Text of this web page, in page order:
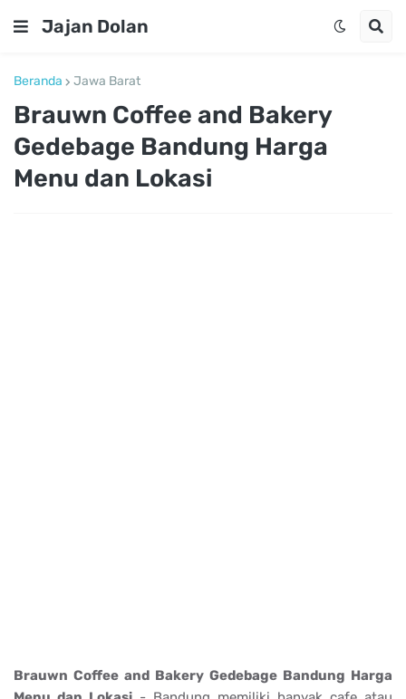
Jajan Dolan
Beranda Jawa Barat
Brauwn Coffee and Bakery
Gedebage Bandung Harga
Menu dan Lokasi
Brauwn Coffee and Bakery Gedebage Bandung Harga